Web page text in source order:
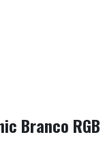
Branco RGB